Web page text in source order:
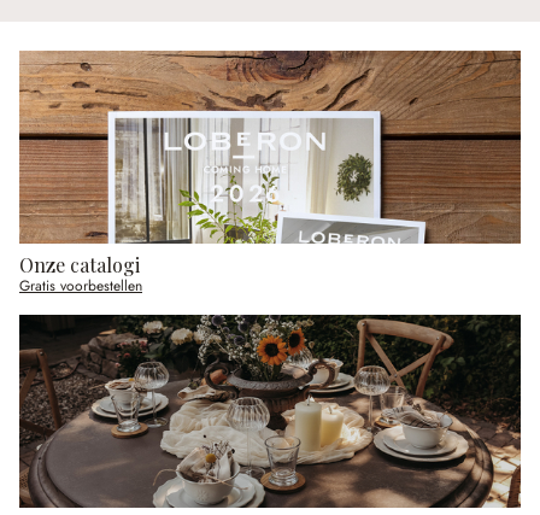
Onze catalogi
Gratis voorbestellen